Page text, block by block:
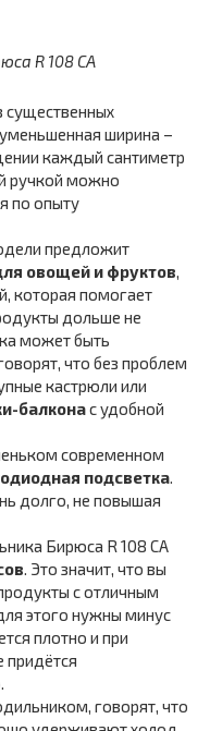
R 108 CA
существенных
ширина –
каждый сантиметр
ручкой можно
по опыту
предложит
овощей и фруктов,
которая помогает
дольше не
может быть
что без проблем
кастрюли или
балконас удобной
современном
подсветка.
долго, не повышая
Бирюса R 108 CA
. Это значит, что вы
с отличным
этого нужны минус
плотно и при
придётся
говорят, что